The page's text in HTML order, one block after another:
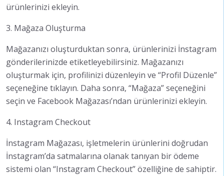
ürünlerinizi ekleyin.
3. Mağaza Oluşturma
Mağazanızı oluşturduktan sonra, ürünlerinizi İnstagram
gönderilerinizde etiketleyebilirsiniz. Mağazanızı
oluşturmak için, profilinizi düzenleyin ve “Profil Düzenle”
seçeneğine tıklayın. Daha sonra, “Mağaza” seçeneğini
seçin ve Facebook Mağazası’ndan ürünlerinizi ekleyin.
4. Instagram Checkout
İnstagram Mağazası, işletmelerin ürünlerini doğrudan
İnstagram’da satmalarına olanak tanıyan bir ödeme
sistemi olan “Instagram Checkout” özelliğine de sahiptir.